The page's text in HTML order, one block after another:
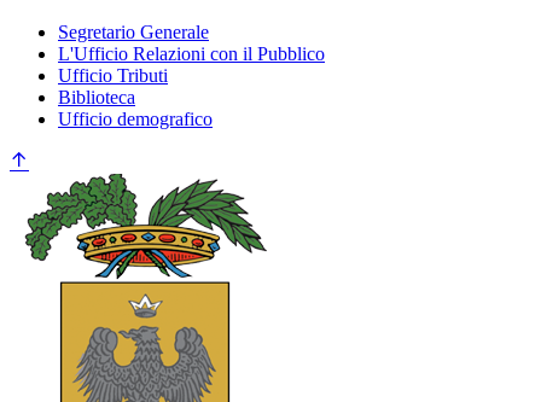
Segretario Generale
L'Ufficio Relazioni con il Pubblico
Ufficio Tributi
Biblioteca
Ufficio demografico